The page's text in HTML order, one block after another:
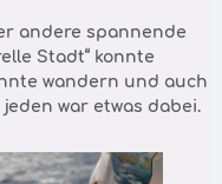
andere spannende
Stadt“ konnte
wandern und auch
war etwas dabei.